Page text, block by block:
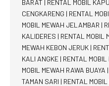
BARAT RENTAL MOBIL
CENGKARENG | RENTAL
MOBIL MEWAH JELAMBAR |
KALIDERES | RENTAL MOBIL
MEWAH KEBON JERUK |
KALI ANGKE | RENTAL
MOBIL MEWAH RAWA BUAYA |
TAMAN SARI | RENTAL